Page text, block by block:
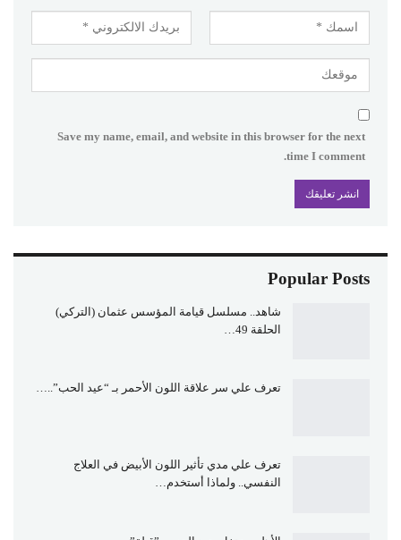
Save my name, email, and website in this browser for the next
time I comment.
Popular Posts
شاهد.. مسلسل قيامة المؤسس عثمان (التركي)
الحلقة 49…
تعرف علي سر علاقة اللون الأحمر بـ “عيد الحب”..…
تعرف علي مدي تأثير اللون الأبيض في العلاج
النفسي.. ولماذا أستخدم…